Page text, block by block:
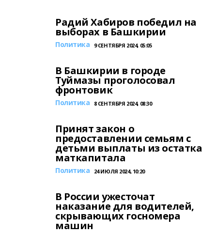
Радий Хабиров победил на
выборах в Башкирии
Политика 9 СЕНТЯБРЯ 2024, 05:05
В Башкирии в городе
Туймазы проголосовал
фронтовик
Политика 8 СЕНТЯБРЯ 2024, 08:30
Принят закон о
предоставлении семьям с
детьми выплаты из остатка
маткапитала
Политика 24 ИЮЛЯ 2024, 10:20
В России ужесточат
наказание для водителей,
скрывающих госномера
машин